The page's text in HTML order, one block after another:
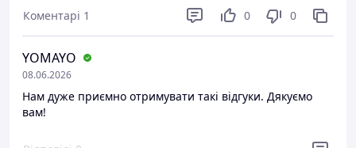
Коментарі 1 0 0
YOMAYO
08.06.2026
Нам дуже приємно отримувати такі відгуки. Дякуємо
вам!